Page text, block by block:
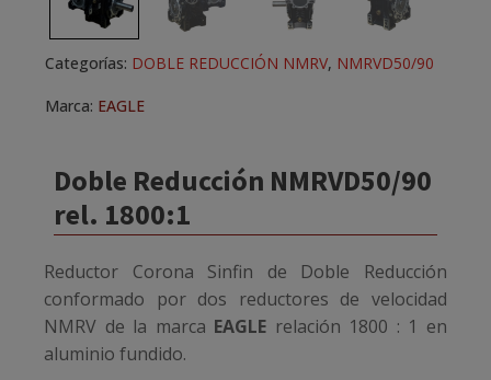
Doble Reducción NMRVD50/90
rel. 1800:1
Reductor Corona Sinfin de Doble Reducción
conformado por dos reductores de velocidad
NMRV de la marca EAGLE relación 1800 : 1 en
aluminio fundido.
Categorías: DOBLE REDUCCIÓN NMRV, NMRVD50/90
Marca: EAGLE